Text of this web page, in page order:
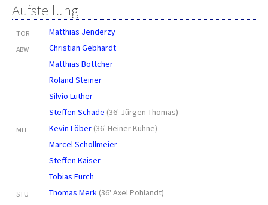
Aufstellung
TOR Matthias Jenderzy
ABW
Christian Gebhardt
Matthias Böttcher
Roland Steiner
Silvio Luther
Steffen Schade (36' Jürgen Thomas)
MIT Kevin Löber (36' Heiner Kuhne)
Marcel Schollmeier
Steffen Kaiser
Tobias Furch
STU Thomas Merk (36' Axel Pöhlandt)